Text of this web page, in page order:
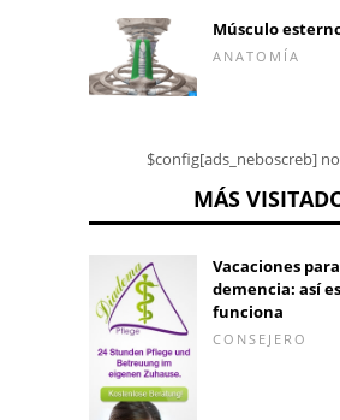
Músculo
ANATOMÍA
$config[ads_neboscreb]
MÁS
Vacaciones
demencia: así
funciona
CONSEJERO